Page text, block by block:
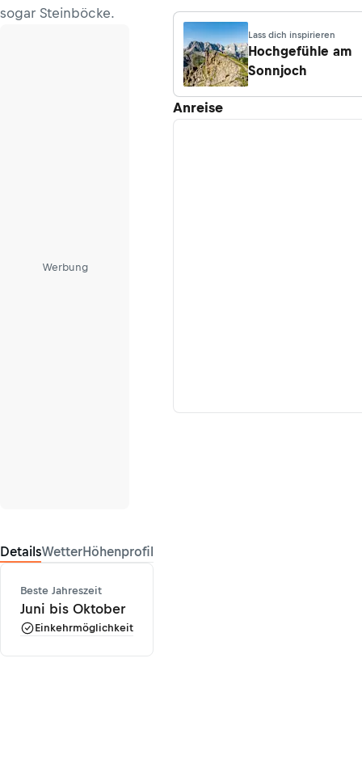
sogar Steinböcke.
Werbung
DetailsWetterHöhenprofil
Beste Jahreszeit
Juni bis Oktober
Einkehrmöglichkeit
Lass dich inspirieren
Hochgefühle am
Sonnjoch
Anreise